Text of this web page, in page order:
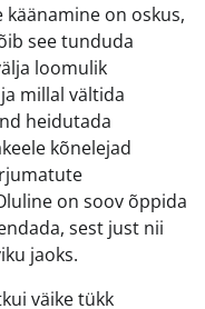
on oskus,
see tunduda
loomulik
ja millal vältida
heidutada
kõnelejad
on soov õppida
sest just nii
jaoks.
väike tükk